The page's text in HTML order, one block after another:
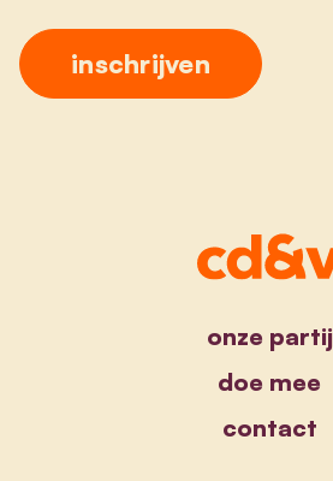
onze partij
doe mee
contact